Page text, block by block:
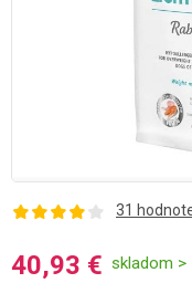
31
40,93 € skladom >